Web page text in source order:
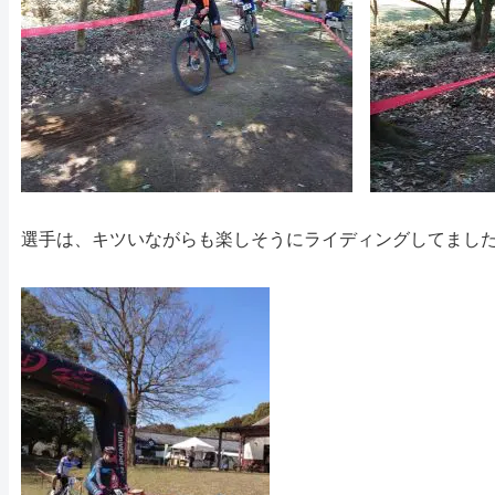
選手は、キツいながらも楽しそうにライディングしてまし